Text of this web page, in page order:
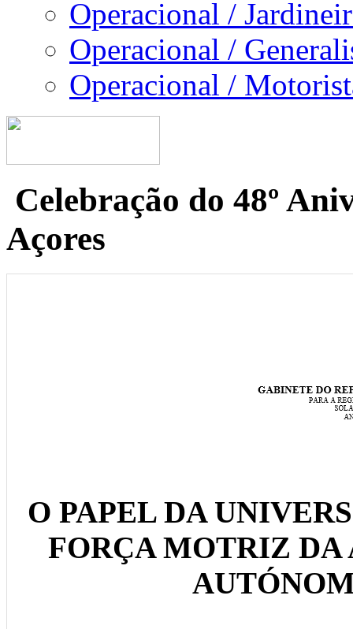
Operacional /
Operacional /
Operacional /
Celebração do 48º
Açores
O PAPEL DA
FORÇA MOTRIZ